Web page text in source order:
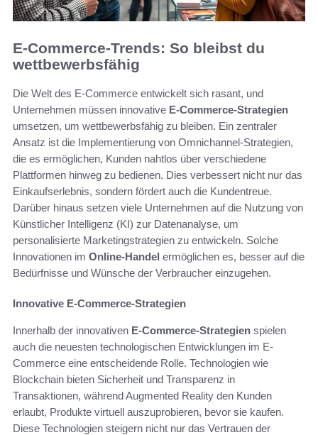
E-Commerce-Trends: So bleibst du
wettbewerbsfähig
Die Welt des E-Commerce entwickelt sich rasant, und
Unternehmen müssen innovative E-Commerce-Strategien
umsetzen, um wettbewerbsfähig zu bleiben. Ein zentraler
Ansatz ist die Implementierung von Omnichannel-Strategien,
die es ermöglichen, Kunden nahtlos über verschiedene
Plattformen hinweg zu bedienen. Dies verbessert nicht nur das
Einkaufserlebnis, sondern fördert auch die Kundentreue.
Darüber hinaus setzen viele Unternehmen auf die Nutzung von
Künstlicher Intelligenz (KI) zur Datenanalyse, um
personalisierte Marketingstrategien zu entwickeln. Solche
Innovationen im Online-Handel ermöglichen es, besser auf die
Bedürfnisse und Wünsche der Verbraucher einzugehen.
Innovative E-Commerce-Strategien
Innerhalb der innovativen E-Commerce-Strategien spielen
auch die neuesten technologischen Entwicklungen im E-
Commerce eine entscheidende Rolle. Technologien wie
Blockchain bieten Sicherheit und Transparenz in
Transaktionen, während Augmented Reality den Kunden
erlaubt, Produkte virtuell auszuprobieren, bevor sie kaufen.
Diese Technologien steigern nicht nur das Vertrauen der